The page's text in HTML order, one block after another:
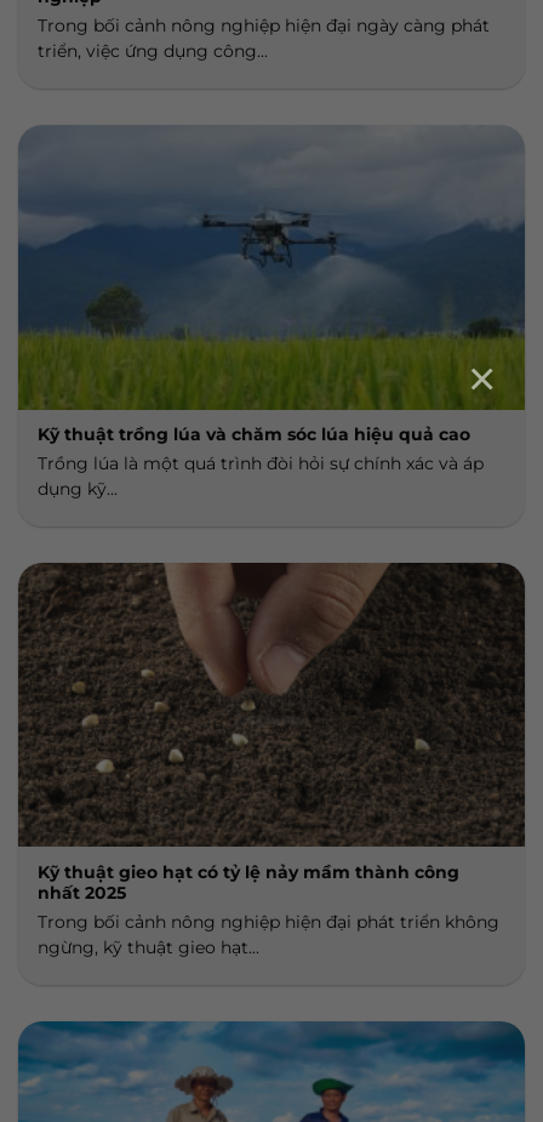
×
Trong bối cảnh nông nghiệp hiện đại ngày càng phát
triển, việc ứng dụng công...
Kỹ thuật trồng lúa và chăm sóc lúa hiệu quả cao
Trồng lúa là một quá trình đòi hỏi sự chính xác và áp
dụng kỹ...
Kỹ thuật gieo hạt có tỷ lệ nảy mầm thành công
nhất 2025
Trong bối cảnh nông nghiệp hiện đại phát triển không
ngừng, kỹ thuật gieo hạt...